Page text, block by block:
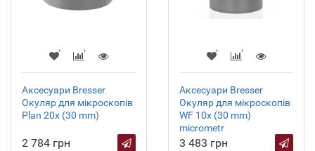
Аксесуари Bresser
Окуляр для мікроскопів
Plan 20x (30 mm)
2 784 грн
Аксесуари Bresser
Окуляр для мікроскопів
WF 10x (30 mm)
micrometr
3 483 грн